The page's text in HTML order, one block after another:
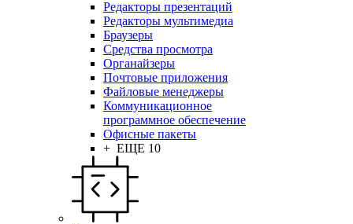
Редакторы презентаций
Редакторы мультимедиа
Браузеры
Средства просмотра
Органайзеры
Почтовые приложения
Файловые менеджеры
Коммуникационное
программное обеспечение
Офисные пакеты
+ ЕЩЕ 10